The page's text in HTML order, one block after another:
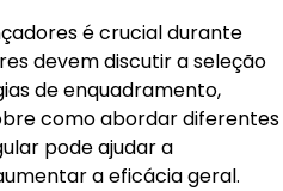
é crucial durante
devem discutir a seleção
de enquadramento,
como abordar diferentes
pode ajudar a
a eficácia geral.